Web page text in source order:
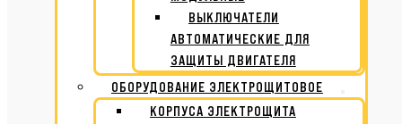
ВЫКЛЮЧАТЕЛИ
АВТОМАТИЧЕСКИЕ ДЛЯ
ЗАЩИТЫ ДВИГАТЕЛЯ
ОБОРУДОВАНИЕ ЭЛЕКТРОЩИТОВОЕ
КОРПУСА ЭЛЕКТРОЩИТА